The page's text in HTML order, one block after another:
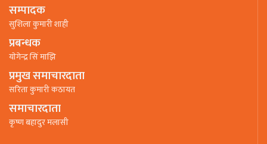
सम्पादक
सुशिला कुमारी शाही
प्रबन्धक
याेगेन्द्र सिं माझि
प्रमुख समाचारदाता
सरिता कुमारी कठायत
समाचारदाता
कृष्ण बहादुर मलासी